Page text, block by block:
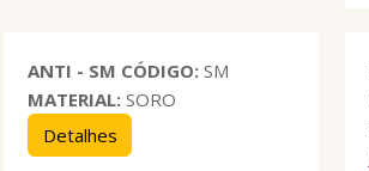
ANTI - SM CÓDIGO:SM
MATERIAL: SORO
Detalhes